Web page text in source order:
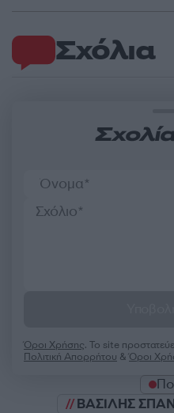
Σχόλια
Όροι Χρήσης. Το site
Πολιτική Απορρήτου &Όροι
ΒΑΣΙΛΗΣ